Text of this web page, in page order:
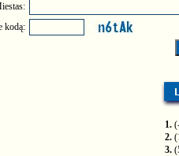
kodą:
1.
2.
3.